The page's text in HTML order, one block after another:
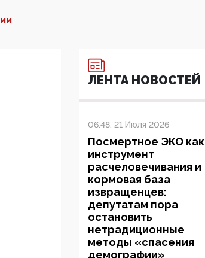
ЛЕНТА НОВОСТЕЙ
06:48, 21 Июля 2026
Посмертное ЭКО как
инструмент
расчеловечивания и
кормовая база
извращенцев:
депутатам пора
остановить
нетрадиционные
методы «спасения
демографии»